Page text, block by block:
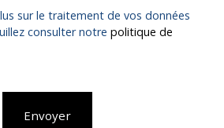
sur le traitement de vos données
consulter notre politique de
Envoyer